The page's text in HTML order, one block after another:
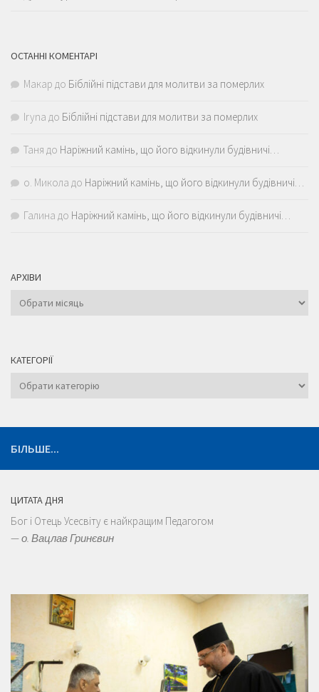
ОСТАННІ КОМЕНТАРІ
Макар до Біблійні підстави для молитви за померлих
Iryna до Біблійні підстави для молитви за померлих
Таня до Наріжний камінь, що його відкинули будівничі…
о. Микола до Наріжний камінь, що його відкинули будівничі…
Галина до Наріжний камінь, що його відкинули будівничі…
АРХІВИ
Архіви
КАТЕГОРІЇ
Категорії
БІЛЬШЕ...
ЦИТАТА ДНЯ
Бог і Отець Усесвіту є найкращим Педагогом
—о. Вацлав Гринєвин